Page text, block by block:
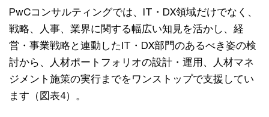
PwCコンサルティングでは、IT・DX領域だけでなく、
戦略、人事、業界に関する幅広い知見を活かし、経
営・事業戦略と連動したIT・DX部門のあるべき姿の検
討から、人材ポートフォリオの設計・運用、人材マネ
ジメント施策の実行までをワンストップで支援してい
ます（図表4）。